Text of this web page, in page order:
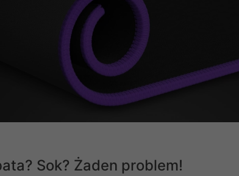
Sok? Żaden problem!